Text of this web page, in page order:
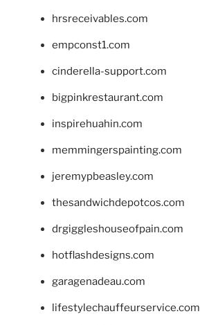
hrsreceivables.com
empconst1.com
cinderella-support.com
bigpinkrestaurant.com
inspirehuahin.com
memmingerspainting.com
jeremypbeasley.com
thesandwichdepotcos.com
drgiggleshouseofpain.com
hotflashdesigns.com
garagenadeau.com
lifestylechauffeurservice.com